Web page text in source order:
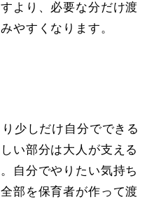
より、必要な分だけ渡
やすくなります。
少しだけ自分でできる
い部分は大人が支える
自分でやりたい気持ち
部を保育者が作って渡
月案まとめ
保育の悩み